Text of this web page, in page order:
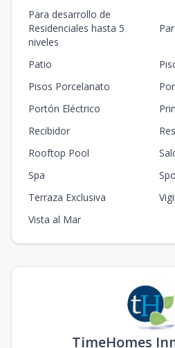
Para desarrollo de
Residenciales hasta 5
niveles
Patio
Pisos Porcelanato
Portón Eléctrico
Recibidor
Rooftop Pool
Spa
Terraza Exclusiva
Vista al Mar
TimeHomes